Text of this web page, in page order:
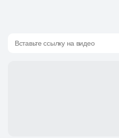
Вставьте ссылку на видео